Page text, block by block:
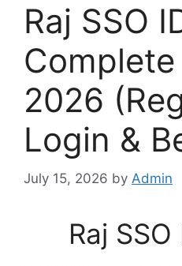
Raj SSO
2026
Login &
July 15, 2026 by Admin
Raj